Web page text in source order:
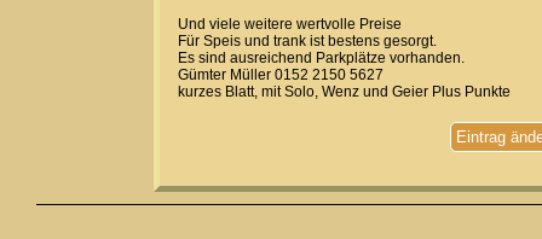
Und viele weitere wertvolle Preise
Für Speis und trank ist bestens gesorgt.
Es sind ausreichend Parkplätze vorhanden.
Gümter Müller 0152 2150 5627
kurzes Blatt, mit Solo, Wenz und Geier Plus Punkte
Eintrag